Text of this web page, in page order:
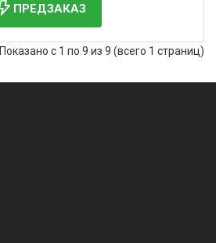
ПРЕДЗАКАЗ
Показано с 1 по 9 из 9 (всего 1 страниц)